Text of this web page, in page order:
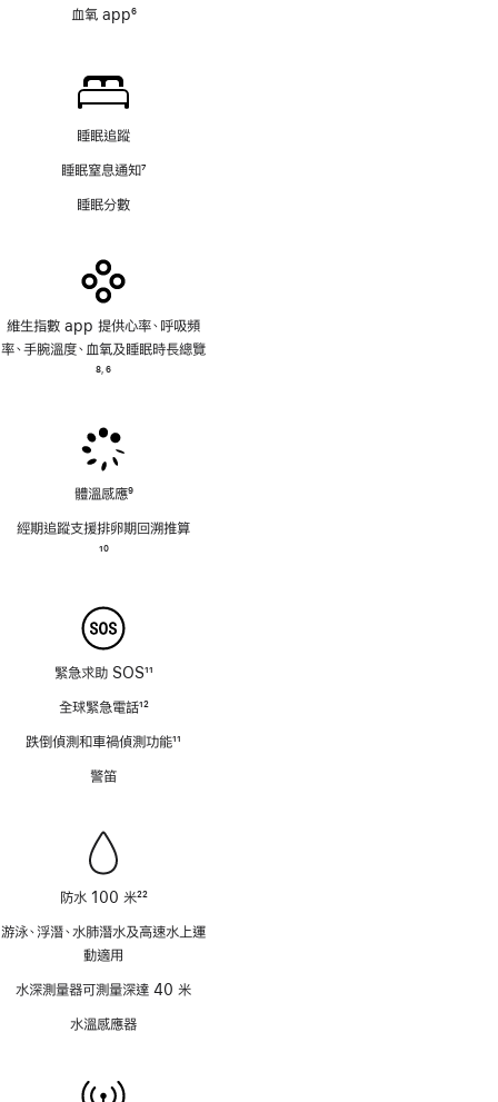
血氧 app6
睡眠追蹤
睡眠窒息通知7
睡眠分數
維生指數 app 提供心率、呼吸頻
率、手腕溫度、血氧及睡眠時長總覽
8 6
體溫感應
腳
9
經期追蹤支援排卵期回溯推⁠算
10
緊急求助 SOS
腳
11
全球緊急電話
腳
12
跌倒偵測和車禍偵測功能11
警笛
防水 100 米
腳
22
游泳、浮潛、水肺潛水及高速水上運
動適用
水深測量器可測量深達 40 米
水溫感應器